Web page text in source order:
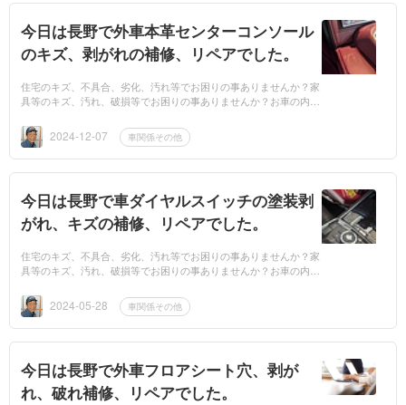
今日は長野で外車本革センターコンソール
のキズ、剥がれの補修、リペアでした。
住宅のキズ、不具合、劣化、汚れ等でお困りの事ありませんか？家
具等のキズ、汚れ、破損等でお困りの事ありませんか？お車の内装
したら、業者...
2024-12-07 車関係その他
今日は長野で車ダイヤルスイッチの塗装剥
がれ、キズの補修、リペアでした。
住宅のキズ、不具合、劣化、汚れ等でお困りの事ありませんか？家
具等のキズ、汚れ、破損等でお困りの事ありませんか？お車の内装
したら、業者...
2024-05-28 車関係その他
今日は長野で外車フロアシート穴、剥が
れ、破れ補修、リペアでした。